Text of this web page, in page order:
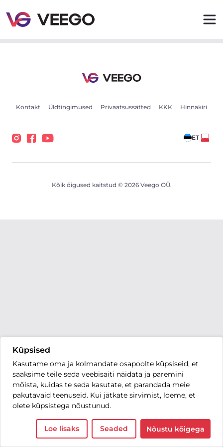
Küpsised
Kasutame oma ja kolmandate osapoolte küpsiseid, et
saaksime teile seda veebisaiti näidata ja paremini
mõista, kuidas te seda kasutate, et parandada meie
pakutavaid teenuseid. Kui jätkate sirvimist, loeme, et
olete küpsistega nõustunud.
Loe lisaks Seaded Nõustu kõigega
Kontakt Üldtingimused Privaatsussätted KKK Hinnakiri
ET
Kõik õigused kaitstud © 2026 Veego OÜ.